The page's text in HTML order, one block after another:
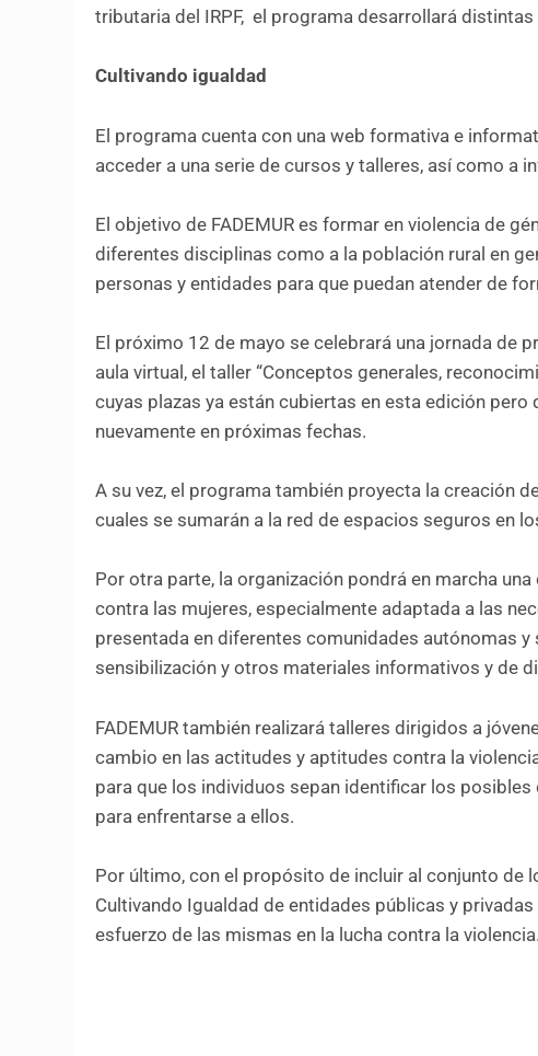
tributaria del IRPF, el programa desarrollará
Cultivando igualdad
El programa cuenta con una web formativa e
acceder a una serie de cursos y talleres, así como a
El objetivo de FADEMUR es formar en violencia de
diferentes disciplinas como a la población rural en
personas y entidades para que puedan atender de
El próximo 12 de mayo se celebrará una jornada de
aula virtual, el taller “Conceptos generales,
cuyas plazas ya están cubiertas en esta edición
nuevamente en próximas fechas.
A su vez, el programa también proyecta la creación
cuales se sumarán a la red de espacios seguros en
Por otra parte, la organización pondrá en marcha
contra las mujeres, especialmente adaptada a las
presentada en diferentes comunidades autónomas
sensibilización y otros materiales informativos y de
FADEMUR también realizará talleres dirigidos a
cambio en las actitudes y aptitudes contra la
para que los individuos sepan identificar los
para enfrentarse a ellos.
Por último, con el propósito de incluir al conjunto
Cultivando Igualdad de entidades públicas y
esfuerzo de las mismas en la lucha contra la violencia.